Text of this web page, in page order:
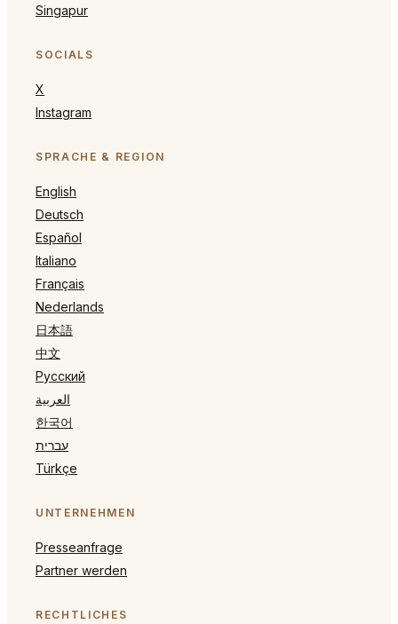
Singapur
SOCIALS
X
Instagram
SPRACHE & REGION
English
Deutsch
Español
Italiano
Français
Nederlands
日本語
中文
Русский
العربية
한국어
עברית
Türkçe
UNTERNEHMEN
Presseanfrage
Partner werden
RECHTLICHES